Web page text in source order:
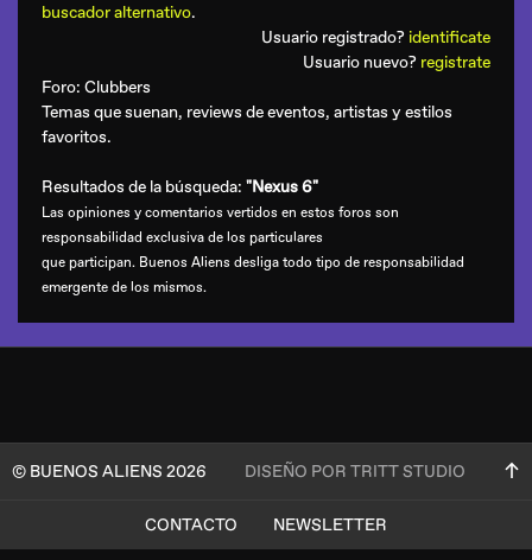
buscador alternativo.
Usuario registrado? identificate
Usuario nuevo? registrate
Foro: Clubbers
Temas que suenan, reviews de eventos, artistas y estilos
favoritos.
Resultados de la búsqueda: "Nexus 6"
Las opiniones y comentarios vertidos en estos foros son
responsabilidad exclusiva de los particulares
que participan. Buenos Aliens desliga todo tipo de responsabilidad
emergente de los mismos.
© BUENOS ALIENS 2026 DISEÑO POR TRITT STUDIO
CONTACTO
NEWSLETTER